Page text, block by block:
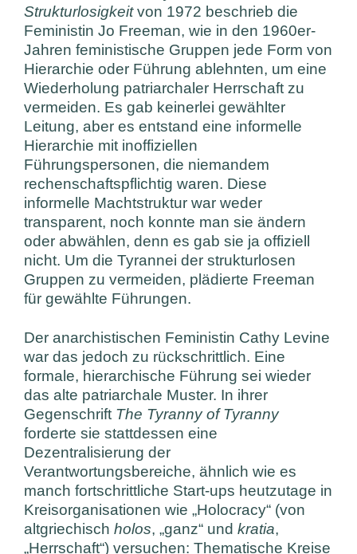
Strukturlosigkeitvon 1972 beschrieb die
Feministin Jo Freeman, wie in den 1960er-
Jahren feministische Gruppen jede Form von
Hierarchie oder Führung ablehnten, um eine
Wiederholung patriarchaler Herrschaft zu
vermeiden. Es gab keinerlei gewählter
Leitung, aber es entstand eine informelle
Hierarchie mit inoffiziellen
Führungspersonen, die niemandem
rechenschaftspflichtig waren. Diese
informelle Machtstruktur war weder
transparent, noch konnte man sie ändern
oder abwählen, denn es gab sie ja offiziell
nicht. Um die Tyrannei der strukturlosen
Gruppen zu vermeiden, plädierte Freeman
für gewählte Führungen.
Der anarchistischen Feministin Cathy Levine
war das jedoch zu rückschrittlich. Eine
formale, hierarchische Führung sei wieder
das alte patriarchale Muster. In ihrer
Gegenschrift The Tyranny of Tyranny
forderte sie stattdessen eine
Dezentralisierung der
Verantwortungsbereiche, ähnlich wie es
manch fortschrittliche Start-ups heutzutage in
Kreisorganisationen wie „Holocracy“ (von
altgriechisch holos, „ganz“ und kratia,
„Herrschaft“) versuchen: Thematische Kreise